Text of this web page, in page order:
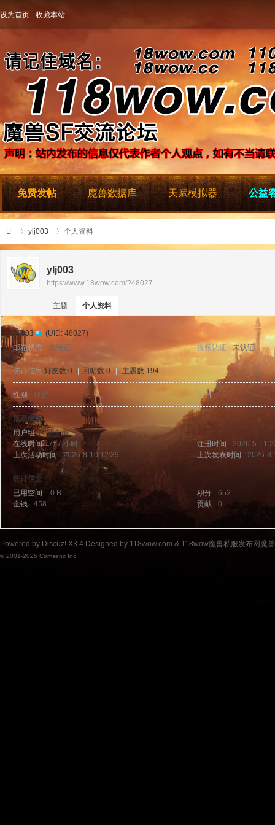
设为首页 收藏本站
免费发帖 魔兽数据库 天赋模拟器 公益
8w
ylj003
›
个人资料
ylj003
https://www.18wow.com/?48027
主题 个人资料
ylj003
(UID: 48027)
邮箱状态
未验证 视频认证 未认证
统计信息 好友数 0 回帖数 0 主题数 194
性别 保密 生日 -
活跃概况
用户组高级会员
在线时间
777 小时 注册时间
2026-5-11
上次活动时间
2026-8-10 12:39 上次发表时间 2026-
统计信息
已用空间
0 B 积分
652
金钱
458 贡献 0
Powered by Discuz! X3.4 Designed by 118wow.com & 118wow魔兽私服发布网魔
© 2001-2025 Comsenz Inc.